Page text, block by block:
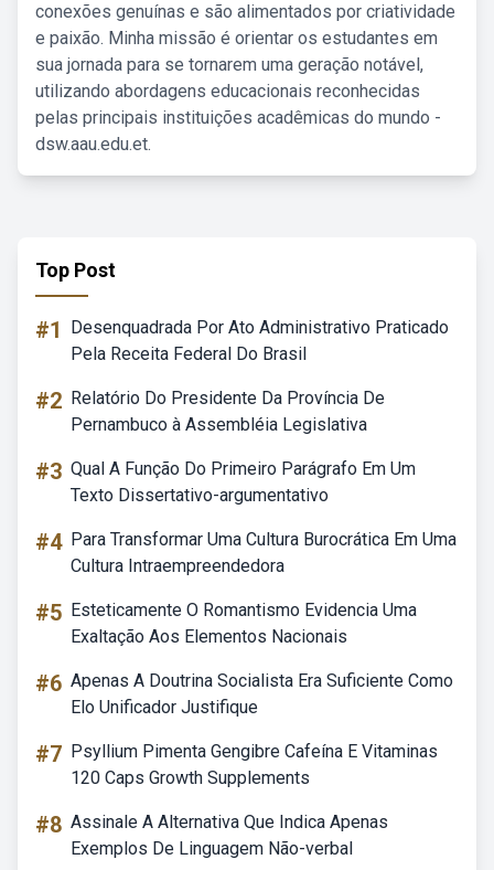
conexões genuínas e são alimentados por criatividade
e paixão. Minha missão é orientar os estudantes em
sua jornada para se tornarem uma geração notável,
utilizando abordagens educacionais reconhecidas
pelas principais instituições acadêmicas do mundo -
dsw.aau.edu.et.
Top Post
#1
Desenquadrada Por Ato Administrativo Praticado
Pela Receita Federal Do Brasil
#2 Relatório Do Presidente Da Província De
Pernambuco à Assembléia Legislativa
#3 Qual A Função Do Primeiro Parágrafo Em Um
Texto Dissertativo-argumentativo
#4 Para Transformar Uma Cultura Burocrática Em Uma
Cultura Intraempreendedora
#5 Esteticamente O Romantismo Evidencia Uma
Exaltação Aos Elementos Nacionais
#6 Apenas A Doutrina Socialista Era Suficiente Como
Elo Unificador Justifique
#7 Psyllium Pimenta Gengibre Cafeína E Vitaminas
120 Caps Growth Supplements
#8 Assinale A Alternativa Que Indica Apenas
Exemplos De Linguagem Não-verbal